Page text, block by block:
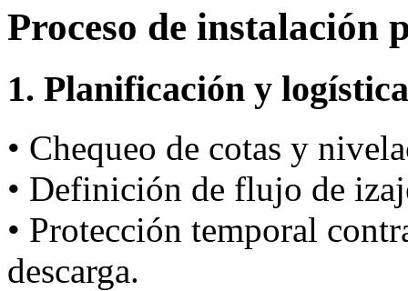
Proceso de instalación
1. Planificación y
• Chequeo de cotas y
• Definición de flujo de
• Protección temporal
descarga.